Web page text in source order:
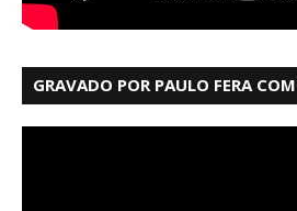
GRAVADO POR PAULO FERA